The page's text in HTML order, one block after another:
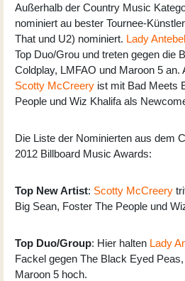
Außerhalb der Country Music
nominiert au bester Tournee-
That und U2) nominiert. Lady
Top Duo/Grou und treten gegen die
Coldplay, LMFAO und Maroon 5 an.
Scotty McCreery ist mit Bad Meets
People und Wiz Khalifa als
Die Liste der Nominierten aus dem
2012 Billboard Music Awards:
Top New Artist: Scotty McCreery
Big Sean, Foster The People und
Top Duo/Group: Hier halten Lady
Fackel gegen The Black Eyed
Maroon 5 hoch.